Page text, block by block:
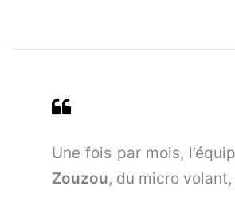
Une fois par mois,
Zouzou, du micro